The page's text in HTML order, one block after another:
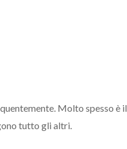
Molto spesso è il
tutto gli altri.